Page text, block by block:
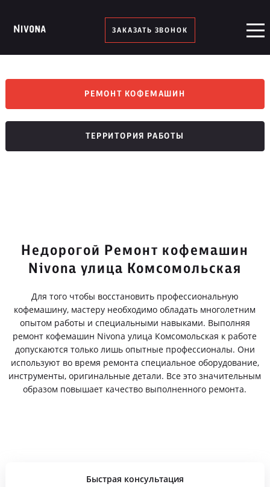
ЗАКАЗАТЬ ЗВОНОК
РЕМОНТ КОФЕМАШИН
ТЕРРИТОРИЯ РАБОТЫ
Недорогой Ремонт кофемашин
Nivona улица Комсомольская
Для того чтобы восстановить профессиональную
кофемашину, мастеру необходимо обладать многолетним
опытом работы и специальными навыками. Выполняя
ремонт кофемашин Nivona улица Комсомольская к работе
допускаются только лишь опытные профессионалы. Они
используют во время ремонта специальное оборудование,
инструменты, оригинальные детали. Все это значительным
образом повышает качество выполненного ремонта.
Быстрая консультация